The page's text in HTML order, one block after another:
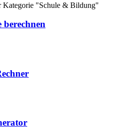
Kategorie "Schule & Bildung"
berechnen